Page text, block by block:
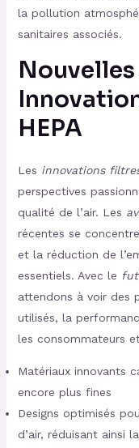
la pollution
sanitaires associés.
HEPA
Les innovations
perspectives
qualité de l’air. Les
récentes se
et la réduction de
essentiels. Avec le
attendons à voir des
utilisés, la
les consommateurs
Matériaux innovants
encore plus fines
Designs optimisés
d’air, réduisant ainsi